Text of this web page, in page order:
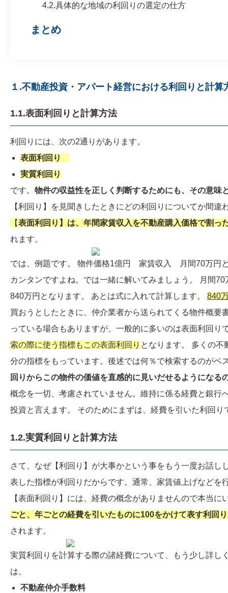
4.2.具体的な地域の利回りの選定の仕方
まとめ
１.不動産投資・アパート経営における利回りと計算
1.1.表面利回りと計算方法
利回りには、次の2通りがあります。
表面利回り
実質利回り
です。 物件の収益性を正しく判断するためにも、その意味
【利回り】を見聞きしたときにどの利回りについてか間
【表面利回り】は、年間家賃収入を不動産購入価格で割っ
れます。
では、例題です。 物件価格1億円 家賃収入 月間70万円
カンタンですよね。では一緒に解いてみましょう。 月間
840万円となります。 あとは式に入れて計算します。 840
買おうとしたときに、仲介業者から送られてくる物件概
っている場合もありますが、一般的に多いのは表面利回り
索の際に使う指標もこの表面利回り となります。 多くの
分の指標をもっています。後述では何％で検索するのがベ
回りからこの物件の価値を直感的に見いだせるようになる
概念を一切、考慮されていません。維持に係る経費と銀
投資と言えます。 そのためにまずは、経費を引いた利回
1.2.実質利回りと計算方法
さて、なぜ【利回り】が大事かという事をもう一度お話
表した指標が利回りだからです。通常、家賃値上げなどを
【表面利回り】には、経費の概念がありませんので本当
ごと、年ごとの経費を引いたものに100をかけて表す利回
されます。
実質利回りを計算する際の諸経費について
もう少し詳し
は、
不動産仲介手数料